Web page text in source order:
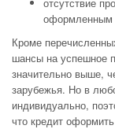
оформленным
Кроме
шансы на успешное
значительно выше,
зарубежья. Но в
индивидуально,
что кредит